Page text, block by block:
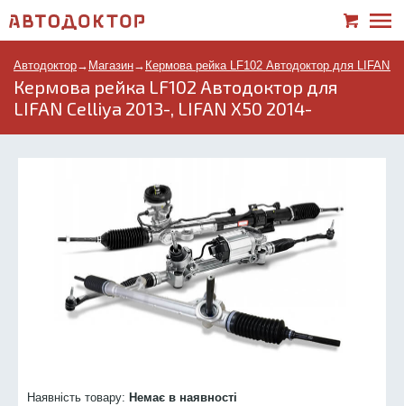
Автодоктор→ Магазин→ Кермова рейка LF102 Автодоктор для LIFAN
Кермова рейка LF102 Автодоктор для
LIFAN Celliya 2013-, LIFAN X50 2014-
Наявність товару: Немає в наявності